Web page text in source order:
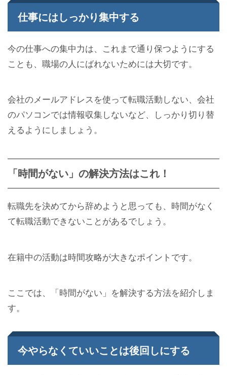
仕事にはしっかり集中する
今の仕事への集中力は、これまで通り保つようにする
ことも、職場の人にばれないためには大切です。
会社のメールアドレスを使って転職活動しない、会社
のパソコンでは情報収集しないなど、しっかり切り替
えるようにしましょう。
「時間がない」の解決方法はこれ！
転職先を決めてから辞めようと思っても、時間がなく
て転職活動できないことがあるでしょう。
在籍中の活動は時間攻略が大きなポイントです。
ここでは、「時間がない」を解決する方法を紹介しま
す。
今やらなくていいことは後回しにする